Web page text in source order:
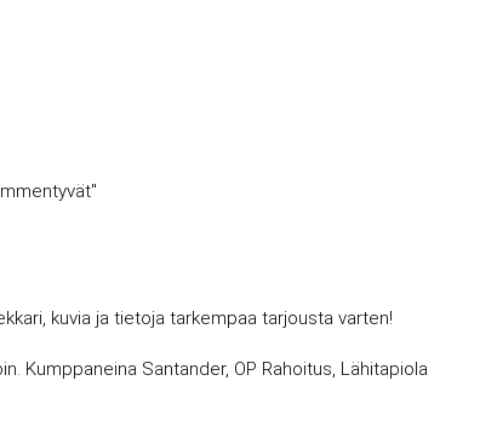
kuvia ja tietoja tarkempaa tarjousta varten!
Kumppaneina Santander, OP Rahoitus, Lähitapiola